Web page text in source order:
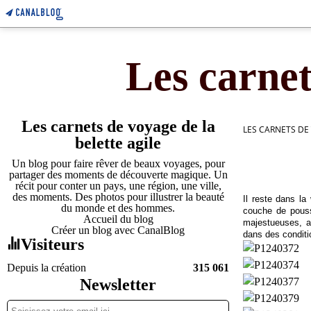
Les
Les carnets de voyage de la
belette agile
Un blog pour faire rêver de beaux voyages, pour
partager des moments de découverte magique. Un
récit pour conter un pays, une région, une ville,
des moments. Des photos pour illustrer la beauté
du monde et des hommes.
Accueil du blog
Créer un blog avec CanalBlog
Visiteurs
Depuis la création 315 061
Newsletter
LES CARNETS
Il reste dans
couche de
majestueuses,
dans des